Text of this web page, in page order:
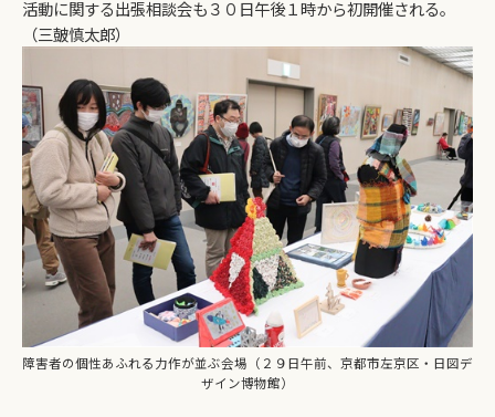
活動に関する出張相談会も３０日午後１時から初開催される。
（三皷慎太郎）
障害者の個性あふれる力作が並ぶ会場（２９日午前、京都市左京区・日図デ
ザイン博物館）